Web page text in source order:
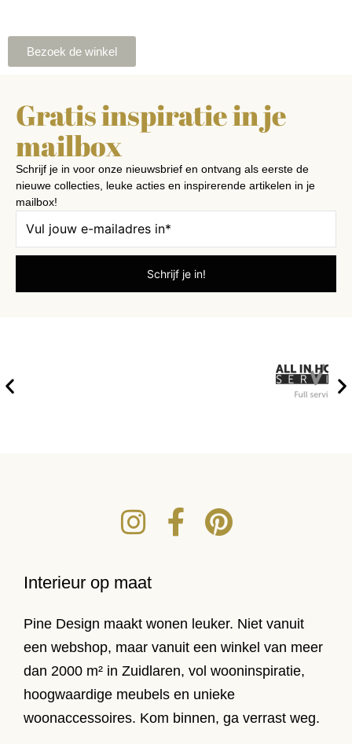
Bezoek de winkel
Gratis inspiratie in je
mailbox
Schrijf je in voor onze nieuwsbrief en ontvang als eerste de
nieuwe collecties, leuke acties en inspirerende artikelen in je
mailbox!
Interieur op maat
Pine Design maakt wonen leuker. Niet vanuit
een webshop, maar vanuit een winkel van meer
dan 2000 m² in Zuidlaren, vol wooninspiratie,
hoogwaardige meubels en unieke
woonaccessoires. Kom binnen, ga verrast weg.